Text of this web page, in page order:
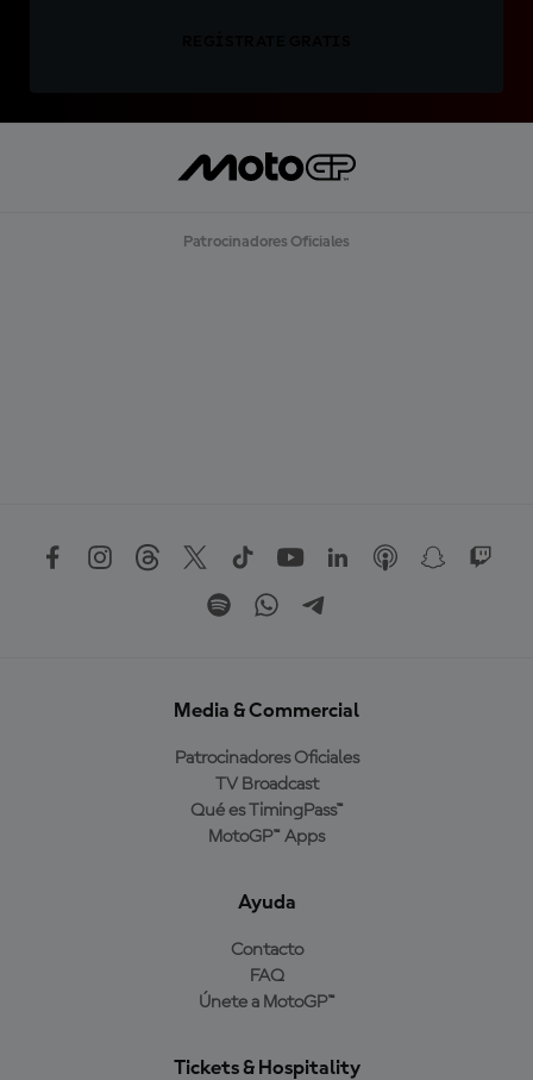
Patrocinadores Oficiales
Media & Commercial
Patrocinadores Oficiales
TV Broadcast
Qué es TimingPass™
MotoGP™ Apps
Ayuda
Contacto
FAQ
Únete a MotoGP™
Tickets & Hospitality